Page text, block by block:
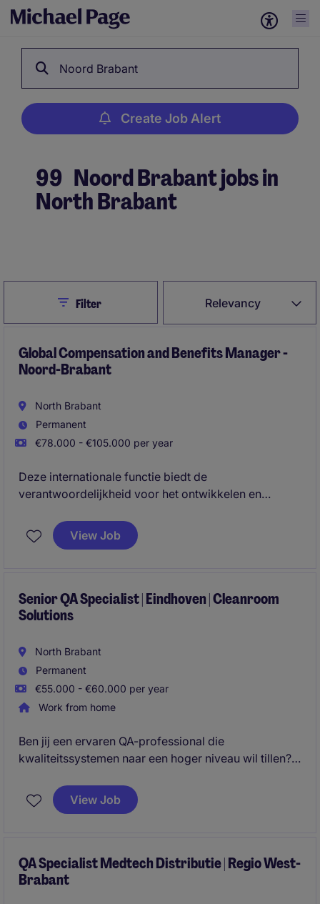
Noord Brabant
Create Job Alert
99 Noord Brabant jobs in
North Brabant
Relevancy
CloseFilter
Global Compensation and Benefits Manager -
Noord-Brabant
North Brabant
Permanent
€78.000 - €105.000 per year
Deze internationale functie biedt de
verantwoordelijkheid voor het ontwikkelen en
arbeidsvoorwaarden- en mobiliteitsprogramma's,
waarbij strategische beleidsvorming wordt
stakeholders om een marktconform, eerlijk en
toekomstbestendig beloningsbeleid te realiseren.
View Job
Senior QA Specialist | Eindhoven | Cleanroom
Solutions
North Brabant
Permanent
€55.000 - €60.000 per year
Work from home
Ben jij een ervaren QA-professional die
kwaliteitssystemen naar een hoger niveau wil tillen?
het borgen en verbeteren van kwaliteit, compliance
en audits binnen een innovatieve organisatie actief in
View Job
QA Specialist Medtech Distributie | Regio West-
Brabant